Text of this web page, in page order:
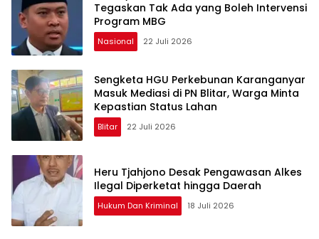
Tegaskan Tak Ada yang Boleh Intervensi
Program MBG
Nasional 22 Juli 2026
Sengketa HGU Perkebunan Karanganyar
Masuk Mediasi di PN Blitar, Warga Minta
Kepastian Status Lahan
Blitar 22 Juli 2026
Heru Tjahjono Desak Pengawasan Alkes
Ilegal Diperketat hingga Daerah
Hukum Dan Kriminal 18 Juli 2026